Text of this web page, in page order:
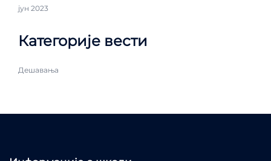
јун 2023
Категорије вести
Дешавања